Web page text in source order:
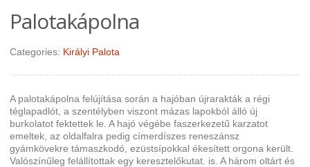
Palotakápolna
Categories: Királyi Palota
A palotakápolna felújítása során a hajóban újrarakták a régi
téglapadlót, a szentélyben viszont mázas lapokból álló új
burkolatot fektettek le. A hajó végébe faszerkezetű karzatot
emeltek, az oldalfalra pedig címerdíszes reneszánsz
gyámkövekre támaszkodó, ezüstsípokkal ékesített orgona került.
Valószínűleg felállítottak egy keresztelőkutat. is. A három oltárt és